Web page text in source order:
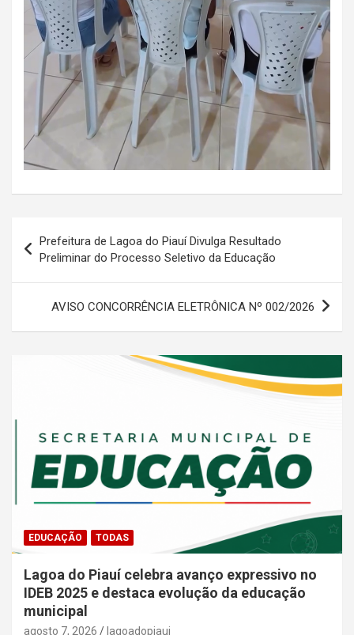
de
Post
Prefeitura de Lagoa do Piauí Divulga Resultado
Preliminar do Processo Seletivo da Educação
AVISO CONCORRÊNCIA ELETRÔNICA Nº 002/2026
EDUCAÇÃO TODAS
Lagoa do Piauí celebra avanço expressivo no
IDEB 2025 e destaca evolução da educação
municipal
agosto 7, 2026 lagoadopiaui